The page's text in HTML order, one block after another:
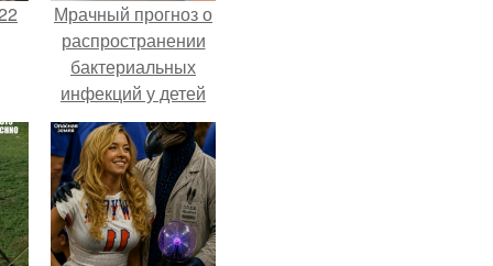
Мрачный прогноз о
распространении
бактериальных
инфекций у детей
вышел.